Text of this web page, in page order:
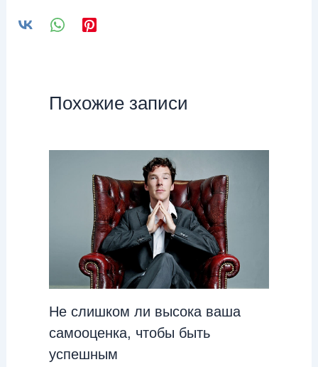
Похожие записи
Не слишком ли высока ваша
самооценка, чтобы быть
успешным